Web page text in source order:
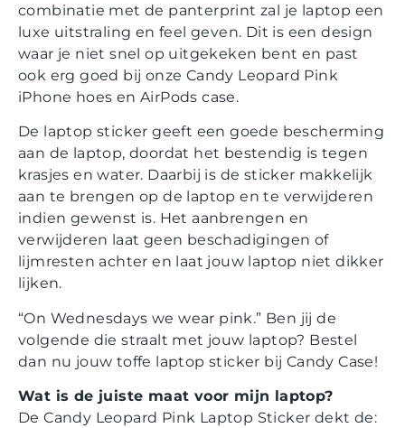
combinatie met de panterprint zal je laptop een
luxe uitstraling en feel geven. Dit is een design
waar je niet snel op uitgekeken bent en past
ook erg goed bij onze Candy Leopard Pink
iPhone hoes en AirPods case.
De laptop sticker geeft een goede bescherming
aan de laptop, doordat het bestendig is tegen
krasjes en water. Daarbij is de sticker makkelijk
aan te brengen op de laptop en te verwijderen
indien gewenst is. Het aanbrengen en
verwijderen laat geen beschadigingen of
lijmresten achter en laat jouw laptop niet dikker
lijken.
“On Wednesdays we wear pink.” Ben jij de
volgende die straalt met jouw laptop? Bestel
dan nu jouw toffe laptop sticker bij Candy Case!
Wat is de juiste maat voor mijn laptop?
De Candy Leopard Pink Laptop Sticker dekt de: